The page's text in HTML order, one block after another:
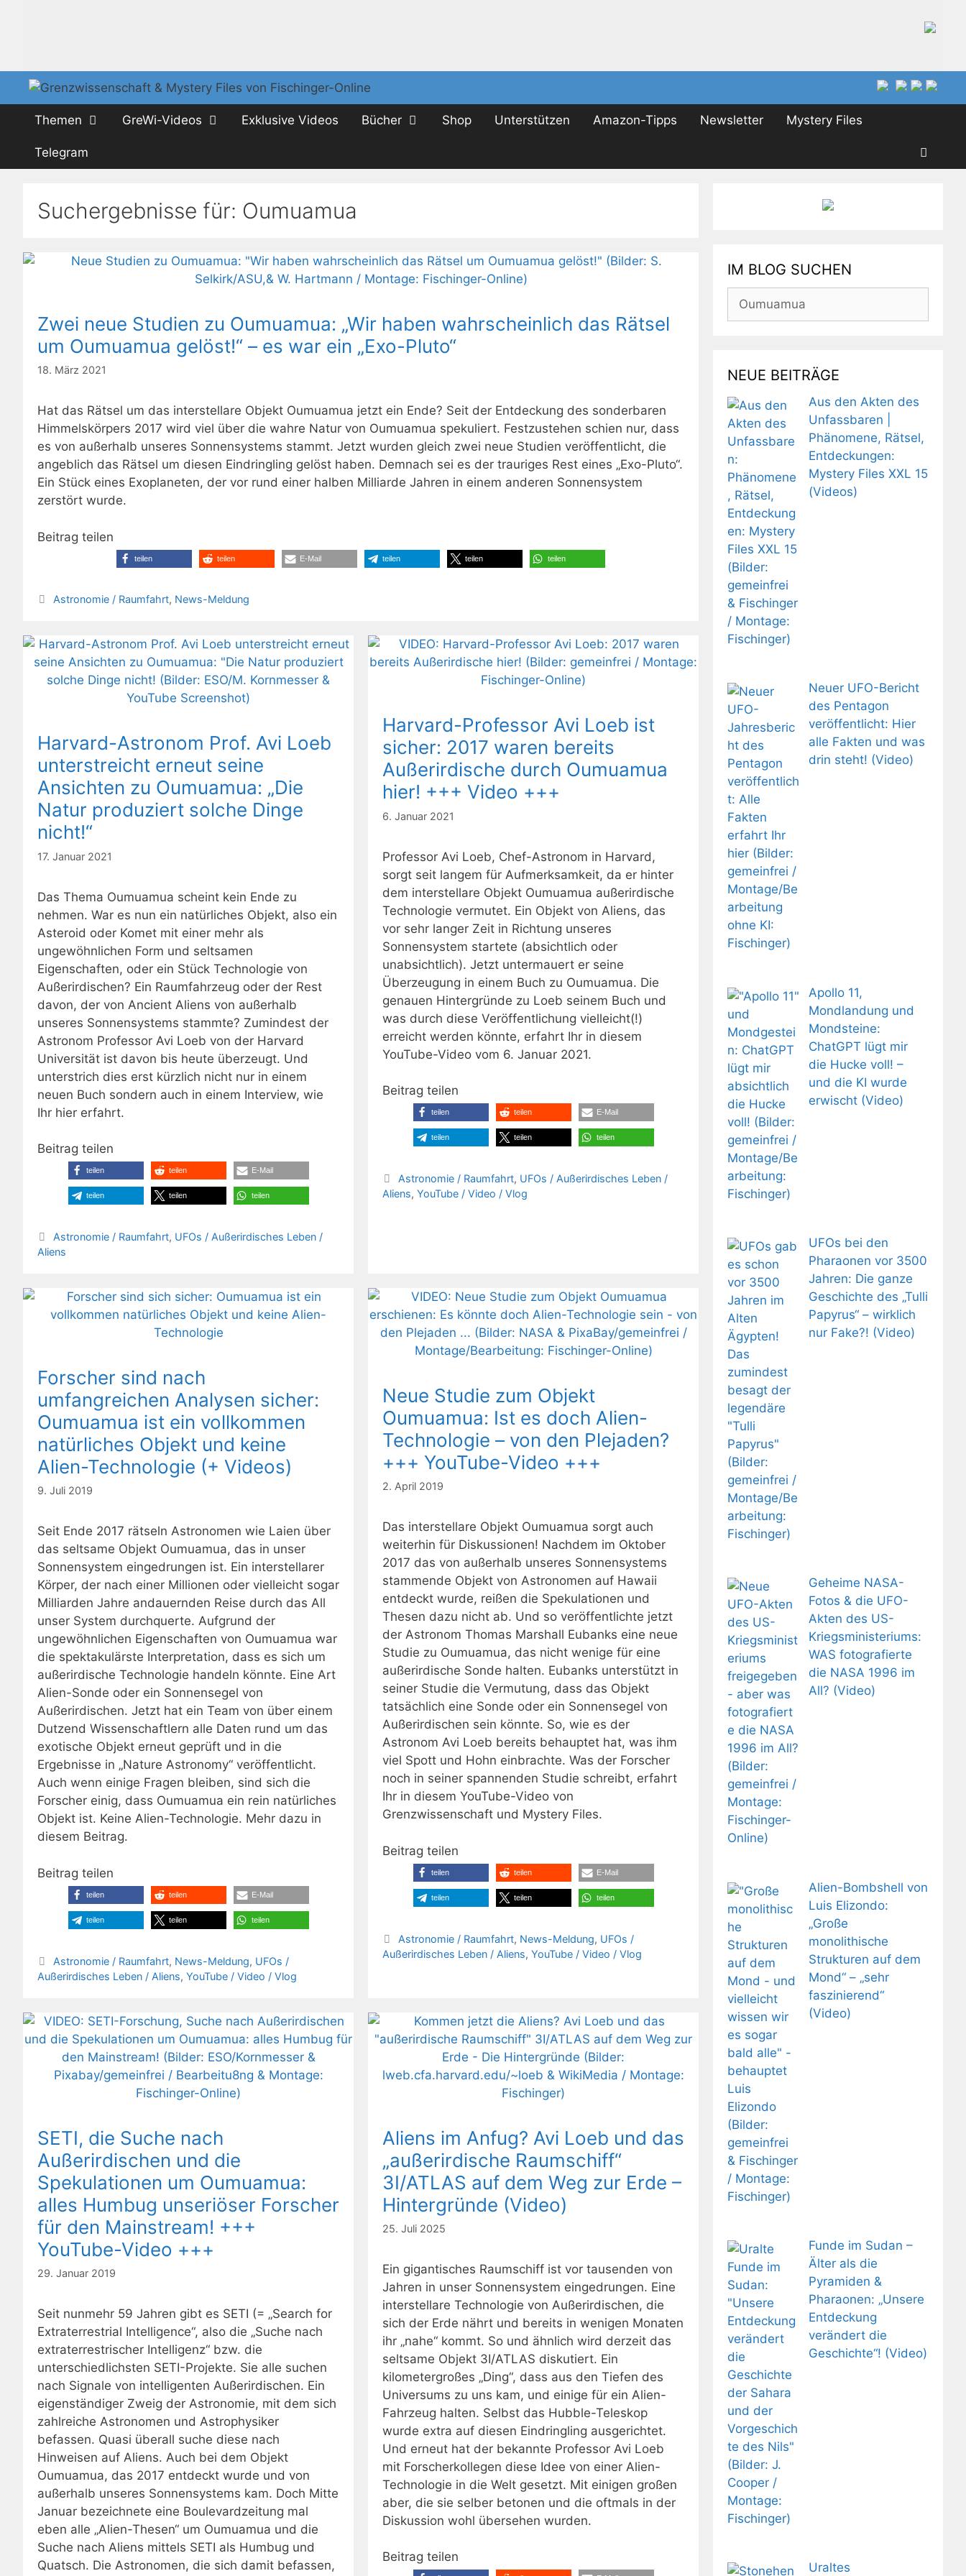
Themen GreWi-Videos Exklusive Videos Bücher Shop Unterstützen Amazon-Tipps Newsletter Mystery Files
Telegram
Suchergebnisse für: Oumuamua
Zwei neue Studien zu Oumuamua: „Wir haben wahrscheinlich das Rätsel
um Oumuamua gelöst!“ – es war ein „Exo-Pluto“
18. März 2021
Hat das Rätsel um das interstellare Objekt Oumuamua jetzt ein Ende? Seit der Entdeckung des sonderbaren
Himmelskörpers 2017 wird viel über die wahre Natur von Oumuamua spekuliert. Festzustehen schien nur, dass
es von außerhalb unseres Sonnensystems stammt. Jetzt wurden gleich zwei neue Studien veröffentlicht, die
angeblich das Rätsel um diesen Eindringling gelöst haben. Demnach sei es der trauriges Rest eines „Exo-Pluto“.
Ein Stück eines Exoplaneten, der vor rund einer halben Milliarde Jahren in einem anderen Sonnensystem
zerstört wurde.
Beitrag teilen
teilen teilen E-Mail teilen teilen teilen
Kategorien
Astronomie / Raumfahrt, News-Meldung
Harvard-Astronom Prof. Avi Loeb
unterstreicht erneut seine
Ansichten zu Oumuamua: „Die
Natur produziert solche Dinge
nicht!“
17. Januar 2021
Das Thema Oumuamua scheint kein Ende zu
nehmen. War es nun ein natürliches Objekt, also ein
Asteroid oder Komet mit einer mehr als
ungewöhnlichen Form und seltsamen
Eigenschaften, oder ein Stück Technologie von
Außerirdischen? Ein Raumfahrzeug oder der Rest
davon, der von Ancient Aliens von außerhalb
unseres Sonnensystems stammte? Zumindest der
Astronom Professor Avi Loeb von der Harvard
Universität ist davon bis heute überzeugt. Und
unterstrich dies erst kürzlich nicht nur in einem
neuen Buch sondern auch in einem Interview, wie
Ihr hier erfahrt.
Beitrag teilen
teilen teilen E-Mail
teilen teilen teilen
Kategorien
Astronomie / Raumfahrt, UFOs / Außerirdisches Leben /
Aliens
Harvard-Professor Avi Loeb ist
sicher: 2017 waren bereits
Außerirdische durch Oumuamua
hier! +++ Video +++
6. Januar 2021
Professor Avi Loeb, Chef-Astronom in Harvard,
sorgt seit langem für Aufmerksamkeit, da er hinter
dem interstellare Objekt Oumuamua außerirdische
Technologie vermutet. Ein Objekt von Aliens, das
vor sehr langer Zeit in Richtung unseres
Sonnensystem startete (absichtlich oder
unabsichtlich). Jetzt untermauert er seine
Überzeugung in einem Buch zu Oumuamua. Die
genauen Hintergründe zu Loeb seinem Buch und
was durch diese Veröffentlichung vielleicht(!)
erreicht werden könnte, erfahrt Ihr in diesem
YouTube-Video vom 6. Januar 2021.
Beitrag teilen
teilen teilen E-Mail
teilen teilen teilen
Kategorien
Astronomie / Raumfahrt, UFOs / Außerirdisches Leben /
Aliens, YouTube / Video / Vlog
Forscher sind nach
umfangreichen Analysen sicher:
Oumuamua ist ein vollkommen
natürliches Objekt und keine
Alien-Technologie (+ Videos)
9. Juli 2019
Seit Ende 2017 rätseln Astronomen wie Laien über
das seltsame Objekt Oumuamua, das in unser
Sonnensystem eingedrungen ist. Ein interstellarer
Körper, der nach einer Millionen oder vielleicht sogar
Milliarden Jahre andauernden Reise durch das All
unser System durchquerte. Aufgrund der
ungewöhnlichen Eigenschaften von Oumuamua war
die spektakulärste Interpretation, dass es sich um
außerirdische Technologie handeln könnte. Eine Art
Alien-Sonde oder ein Sonnensegel von
Außerirdischen. Jetzt hat ein Team von über einem
Dutzend Wissenschaftlern alle Daten rund um das
exotische Objekt erneut geprüft und in die
Ergebnisse in „Nature Astronomy“ veröffentlicht.
Auch wenn einige Fragen bleiben, sind sich die
Forscher einig, dass Oumuamua ein rein natürliches
Objekt ist. Keine Alien-Technologie. Mehr dazu in
diesem Beitrag.
Beitrag teilen
teilen teilen E-Mail
teilen teilen teilen
Kategorien
Astronomie / Raumfahrt, News-Meldung, UFOs /
Außerirdisches Leben / Aliens, YouTube / Video / Vlog
Neue Studie zum Objekt
Oumuamua: Ist es doch Alien-
Technologie – von den Plejaden?
+++ YouTube-Video +++
2. April 2019
Das interstellare Objekt Oumuamua sorgt auch
weiterhin für Diskussionen! Nachdem im Oktober
2017 das von außerhalb unseres Sonnensystems
stammende Objekt von Astronomen auf Hawaii
entdeckt wurde, reißen die Spekulationen und
Thesen dazu nicht ab. Und so veröffentlichte jetzt
der Astronom Thomas Marshall Eubanks eine neue
Studie zu Oumuamua, das nicht wenige für eine
außerirdische Sonde halten. Eubanks unterstützt in
seiner Studie die Vermutung, dass das Objekt
tatsächlich eine Sonde oder ein Sonnensegel von
Außerirdischen sein könnte. So, wie es der
Astronom Avi Loeb bereits behauptet hat, was ihm
viel Spott und Hohn einbrachte. Was der Forscher
noch in seiner spannenden Studie schreibt, erfahrt
Ihr in diesem YouTube-Video von
Grenzwissenschaft und Mystery Files.
Beitrag teilen
teilen teilen E-Mail
teilen teilen teilen
Kategorien
Astronomie / Raumfahrt, News-Meldung, UFOs /
Außerirdisches Leben / Aliens, YouTube / Video / Vlog
SETI, die Suche nach
Außerirdischen und die
Spekulationen um Oumuamua:
alles Humbug unseriöser Forscher
für den Mainstream! +++
YouTube-Video +++
29. Januar 2019
Seit nunmehr 59 Jahren gibt es SETI (= „Search for
Extraterrestrial Intelligence“, also die „Suche nach
extraterrestrischer Intelligenz“ bzw. die
unterschiedlichsten SETI-Projekte. Sie alle suchen
nach Signale von intelligenten Außerirdischen. Ein
eigenständiger Zweig der Astronomie, mit dem sich
zahlreiche Astronomen und Astrophysiker
befassen. Quasi überall suche diese nach
Hinweisen auf Aliens. Auch bei dem Objekt
Oumuamua, das 2017 entdeckt wurde und von
außerhalb unseres Sonnensystems kam. Doch Mitte
Januar bezeichnete eine Boulevardzeitung mal
eben alle „Alien-Thesen“ um Oumuamua und die
Suche nach Aliens mittels SETI als Humbug und
Quatsch. Die Astronomen, die sich damit befassen,
Aliens im Anfug? Avi Loeb und das
„außerirdische Raumschiff“
3I/ATLAS auf dem Weg zur Erde –
Hintergründe (Video)
25. Juli 2025
Ein gigantisches Raumschiff ist vor tausenden von
Jahren in unser Sonnensystem eingedrungen. Eine
interstellare Technologie von Außerirdischen, die
sich der Erde nährt und bereits in wenigen Monaten
ihr „nahe“ kommt. So und ähnlich wird derzeit das
seltsame Objekt 3I/ATLAS diskutiert. Ein
kilometergroßes „Ding“, dass aus den Tiefen des
Universums zu uns kam, und einige für ein Alien-
Fahrzeug halten. Selbst das Hubble-Teleskop
wurde extra auf diesen Eindringling ausgerichtet.
Und erneut hat der bekannte Professor Avi Loeb
mit Forscherkollegen diese Idee von einer Alien-
Technologie in die Welt gesetzt. Mit einigen großen
aber, die sie selber betonen und die oftmals in der
Diskussion wohl übersehen wurden.
Beitrag teilen
IM BLOG SUCHEN
nach:
NEUE BEITRÄGE
Aus den Akten des
Unfassbaren |
Phänomene, Rätsel,
Entdeckungen:
Mystery Files XXL 15
(Videos)
Neuer UFO-Bericht
des Pentagon
veröffentlicht: Hier
alle Fakten und was
drin steht! (Video)
Apollo 11,
Mondlandung und
Mondsteine:
ChatGPT lügt mir
die Hucke voll! –
und die KI wurde
erwischt (Video)
UFOs bei den
Pharaonen vor 3500
Jahren: Die ganze
Geschichte des „Tulli
Papyrus“ – wirklich
nur Fake?! (Video)
Geheime NASA-
Fotos & die UFO-
Akten des US-
Kriegsministeriums:
WAS fotografierte
die NASA 1996 im
All? (Video)
Alien-Bombshell von
Luis Elizondo:
„Große
monolithische
Strukturen auf dem
Mond“ – „sehr
faszinierend“
(Video)
Funde im Sudan –
Älter als die
Pyramiden &
Pharaonen: „Unsere
Entdeckung
verändert die
Geschichte“! (Video)
Uraltes